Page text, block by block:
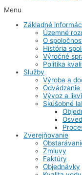
Menu
Základné
Územné
O
História
Výročné
Politika
Služby
Výroba a
Vývoz a
Skúšobné
Zverejňovanie
Zmluvy
Faktúry
Objednávky